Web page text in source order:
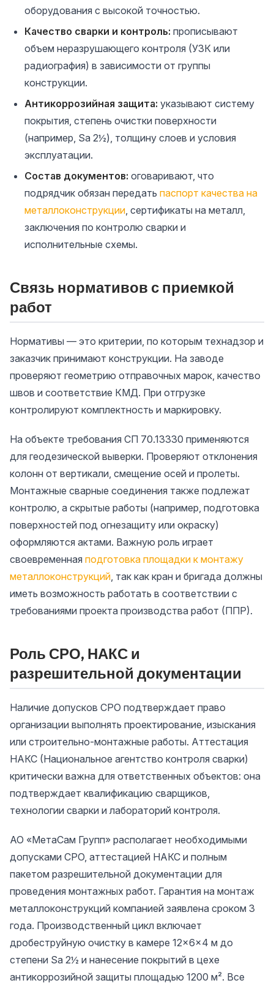
оборудования с высокой точностью.
Качество сварки и контроль: прописывают
объем неразрушающего контроля (УЗК или
радиография) в зависимости от группы
конструкции.
Антикоррозийная защита: указывают систему
покрытия, степень очистки поверхности
(например, Sa 2½), толщину слоев и условия
эксплуатации.
Состав документов: оговаривают, что
подрядчик обязан передать паспорт качества на
металлоконструкции, сертификаты на металл,
заключения по контролю сварки и
исполнительные схемы.
Связь нормативов с приемкой
работ
Нормативы — это критерии, по которым технадзор и
заказчик принимают конструкции. На заводе
проверяют геометрию отправочных марок, качество
швов и соответствие КМД. При отгрузке
контролируют комплектность и маркировку.
На объекте требования СП 70.13330 применяются
для геодезической выверки. Проверяют отклонения
колонн от вертикали, смещение осей и пролеты.
Монтажные сварные соединения также подлежат
контролю, а скрытые работы (например, подготовка
поверхностей под огнезащиту или окраску)
оформляются актами. Важную роль играет
своевременная подготовка площадки к монтажу
металлоконструкций, так как кран и бригада должны
иметь возможность работать в соответствии с
требованиями проекта производства работ (ППР).
Роль СРО, НАКС и
разрешительной документации
Наличие допусков СРО подтверждает право
организации выполнять проектирование, изыскания
или строительно-монтажные работы. Аттестация
НАКС (Национальное агентство контроля сварки)
критически важна для ответственных объектов: она
подтверждает квалификацию сварщиков,
технологии сварки и лабораторий контроля.
АО «МетаСам Групп» располагает необходимыми
допусками СРО, аттестацией НАКС и полным
пакетом разрешительной документации для
проведения монтажных работ. Гарантия на монтаж
металлоконструкций компанией заявлена сроком 3
года. Производственный цикл включает
дробеструйную очистку в камере 12×6×4 м до
степени Sa 2½ и нанесение покрытий в цехе
антикоррозийной защиты площадью 1200 м². Все